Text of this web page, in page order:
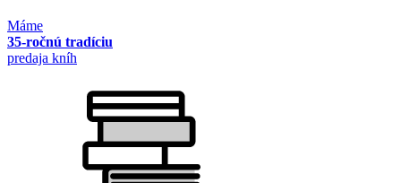
Máme
35-ročnú tradíciu
predaja kníh